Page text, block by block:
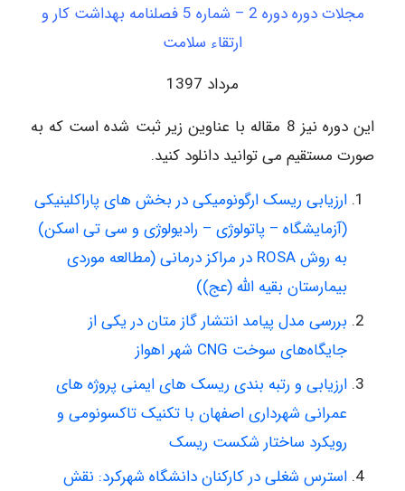
مجلات دوره دوره 2 – شماره 5 فصلنامه بهداشت کار و
ارتقاء سلامت
مرداد 1397
این دوره نیز 8 مقاله با عناوین زیر ثبت شده است که به
صورت مستقیم می توانید دانلود کنید.
ارزیابی ریسک ارگونومیکی در بخش های پاراکلینیکی
(آزمایشگاه – پاتولوژی – رادیولوژی و سی تی اسکن)
به روش ROSA در مراکز درمانی (مطالعه موردی
بیمارستان بقیه الله (عج))
بررسی مدل پیامد انتشار گاز متان در یکی از
جایگاه‌های سوخت CNG شهر اهواز
ارزیابی و رتبه بندی ریسک های ایمنی پروژه های
عمرانی شهرداری اصفهان با تکنیک تاکسونومی و
رویکرد ساختار شکست ریسک
استرس شغلی در کارکنان دانشگاه شهرکرد: نقش